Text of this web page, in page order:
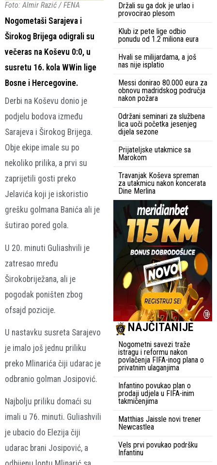
Foto: Almir Razić / FENA
Nogometaši Sarajeva i
Širokog Brijega odigrali su
večeras na Koševu 0:0, u
susretu 16. kola WWin lige
Bosne i Hercegovine.
Derbi na Koševu donio je
podjelu bodova između
Sarajeva i Širokog Brijega.
Obje ekipe imale su po
nekoliko prilika, a prvi su
zaprijetili gosti preko
Jelavića koji je iskoristio
grešku golmana Banića ali je
šutirao pored gola.
U 20. minuti Guliashvili je
zatresao mređu
Širokobriježana, ali je
pogodak poništen zbog
ofsajd pozicije.
U nastavku susreta Sarajevo
je imalo još jednu priliku
preko Mlinarića čiji udarac je
odbranio golman Josipović.
Najbolju priliku domaći su
imali u 76. minuti. Guliashvili
je ubacio do Elezija čiji
udarac brani Josipović, a
Držali su ga dok je urlao i
provocirao plesom
Klub iz pete lige odbio
ponudu od 1.2 miliona eura
Hvali se milijardama, a još
nas nije isplatio
Messi donirao 80.000 eura za
obnovu madridskog područja
nakon požara
Održani seminari za službena
lica uoči početka jesenjeg
dijela sezone
Prijateljske utakmice sa
Marokom
Travanjak Koševa spreman
za utakmicu nakon koncerata
Dine Merlina
NAJČITANIJE
Nogometni savezi traže
istragu i reformu nakon
povlačenja FIFA-inog plana o
privatnim ulaganjima
Infantino povukao plan o
prodaji udjela u FIFA-inim
takmičenjima
Matthias Jaissle novi trener
Newcastlea
Vels prvi povukao podršku
Infantinu